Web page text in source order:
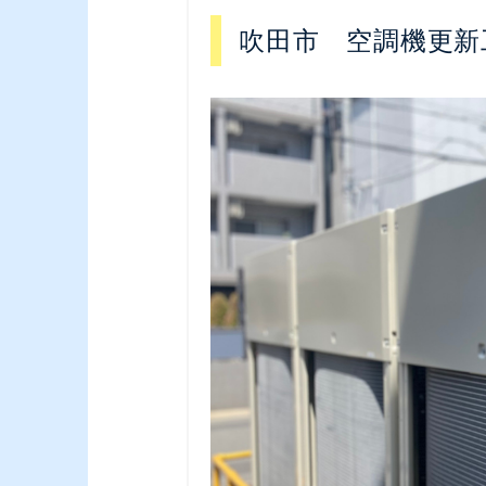
吹田市 空調機更新